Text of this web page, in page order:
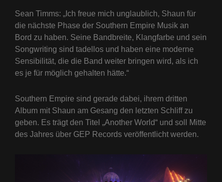
Sean Timms: „Ich freue mich unglaublich, Shaun für
die nächste Phase der Southern Empire Musik an
Bord zu haben. Seine Bandbreite, Klangfarbe und sein
Songwriting sind tadellos und haben eine moderne
Sensibilität, die die Band weiter bringen wird, als ich
es je für möglich gehalten hätte.“
Southern Empire sind gerade dabei, ihrem dritten
Album mit Shaun am Gesang den letzten Schliff zu
geben. Es trägt den Titel „Another World“ und soll Mitte
des Jahres über GEP Records veröffentlicht werden.